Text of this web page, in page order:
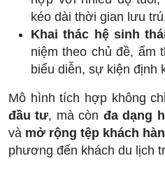
kéo dài thời gian lưu
Khai thác hệ sinh
niệm theo chủ đề, ẩm
biểu diễn, sự kiện định
Mô hình tích hợp không
đầu tư, mà còn đa dạng
và mở rộng tệp khách
phương đến khách du lịch